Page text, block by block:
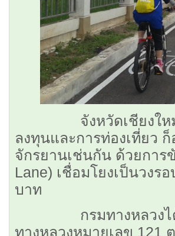
จังหวัดเชียงใหม่ใน
ลงทุนและการท่องเที่ยว
จักรยานเช่นกัน ด้วยการ
Lane) เชื่อมโยงเป็นวง
บาท
กรมทางหลวงได้เ
ทางหลวงหมายเลข 121